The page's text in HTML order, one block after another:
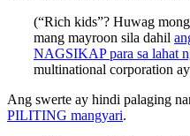
(“Rich kids”? Huwag
mang mayroon sila dahil
NAGSIKAP para sa lahat
multinational corporation
Ang swerte ay hindi palaging
PILITING mangyari.